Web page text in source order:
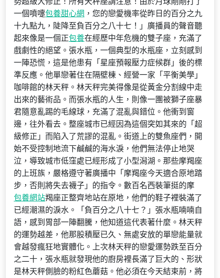
一個噴嚏包養甜心網 ，您的戀愛機率從昨日的百分之九
十九點九，陡降至負百分之八十七！」廣播員的聲音聽
起來像是一個正包養在經歷中年危機的雙子座，充滿了
戲劇性的絕望。張水瓶，一個典型的水瓶座，立刻感到
一陣恐慌，這是他患有「星座預報壓力症候群」後的標
準反應。他單戀著住在隔壁棟、經營一家「平衡美學」
咖啡館的林天秤。林天秤完美得像是從黃金分割線中走
出來的藝術品。而張水瓶的人生，則像一團被獅子座暴
君隨意亂踢的毛線球，充滿了混亂與錯位。他衝到窗
邊，往外看去。整座城市已經因為這個突如其來的「超
級修正」而陷入了荒謬的混亂。街道上的雙魚座們，開
始不受控制地流下鹹鹹的海水淚，他們無法停止地哭
泣，導致城市低窪處已經形成了小型潟湖。那些摩羯座
的上班族，嚴格遵守著廣播中「摩羯座今天適合原地踏
步，否則將失去襪子」的指令。數百名西裝筆挺的摩
包養網站羯座正整齊地站在原地，他們的鞋子裡裝滿了
已經潮濕的淚水。「負百分之八十七？」張水瓶喃喃自
語，感到胃部一陣翻騰，他知道這代表著什麼。林天秤
的運勢越差，他那股積壓已久、無處安放的單戀能量就
會越發瘋狂地實體化。上次林天秤的戀愛運勢跌至百分
之二十，張水瓶就發現他的廚房裡長滿了巨大的、形狀
是林天秤側臉的粉紅色蘑菇。他必須在今天結束前，將